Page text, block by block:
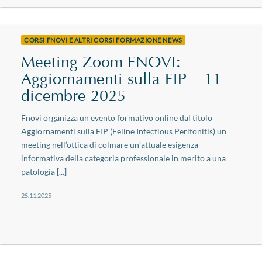
CORSI FNOVI E ALTRI CORSI FORMAZIONE NEWS
Meeting Zoom FNOVI:
Aggiornamenti sulla FIP – 11
dicembre 2025
Fnovi organizza un evento formativo online dal titolo
Aggiornamenti sulla FIP (Feline Infectious Peritonitis) un
meeting nell’ottica di colmare un’attuale esigenza
informativa della categoria professionale in merito a una
patologia [...]
25.11.2025